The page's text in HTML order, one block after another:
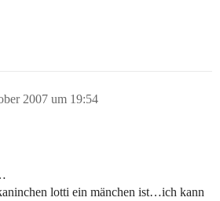
2007 um 19:54
lotti ein mänchen ist…ich kann